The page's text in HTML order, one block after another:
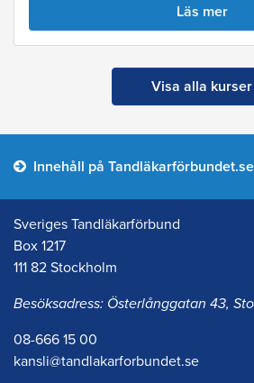
Läs mer
Visa alla kurser
Innehåll på Tandläkarförbundet.se
Sveriges Tandläkarförbund
Box 1217
111 82 Stockholm
Besöksadress: Österlånggatan 43,
08-666 15 00
kansli@tandlakarforbundet.se